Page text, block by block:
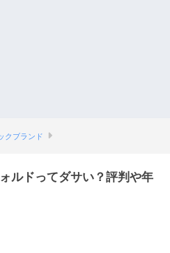
クブランド
ルドってダサい？評判や年